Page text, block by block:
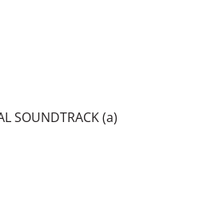
SOUNDTRACK (a)